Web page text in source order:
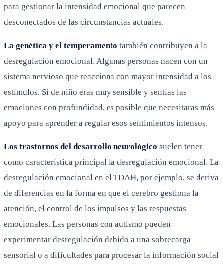
para gestionar la intensidad emocional que parecen
desconectados de las circunstancias actuales.
La genética y el temperamento también contribuyen a la
desregulación emocional. Algunas personas nacen con un
sistema nervioso que reacciona con mayor intensidad a los
estímulos. Si de niño eras muy sensible y sentías las
emociones con profundidad, es posible que necesitaras más
apoyo para aprender a regular esos sentimientos intensos.
Los trastornos del desarrollo neurológico suelen tener
como característica principal la desregulación emocional. La
desregulación emocional en el TDAH, por ejemplo, se deriva
de diferencias en la forma en que el cerebro gestiona la
atención, el control de los impulsos y las respuestas
emocionales. Las personas con autismo pueden
experimentar desregulación debido a una sobrecarga
sensorial o a dificultades para procesar la información social